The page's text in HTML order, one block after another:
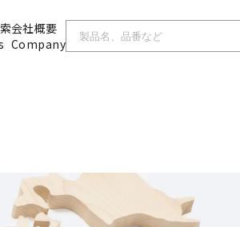
会社概要
Company